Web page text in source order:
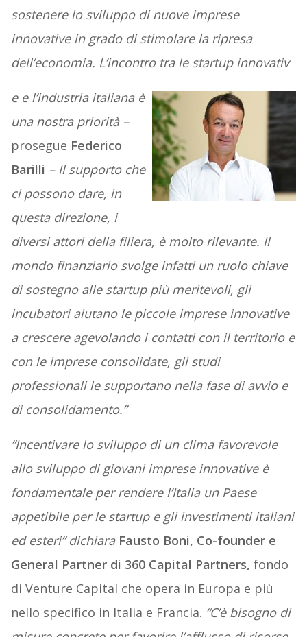
sostenere lo sviluppo di nuove imprese
innovative in grado di stimolare la ripresa
dell’economia. L’incontro tra le startup innovativ
e e l’industria italiana è
una nostra priorità –
prosegue Federico
Barilli – Il supporto che
ci possono dare, in
questa direzione, i
diversi attori della filiera, è molto rilevante. Il
mondo finanziario svolge infatti un ruolo chiave
di sostegno alle startup più meritevoli, gli
incubatori aiutano le piccole imprese innovative
a crescere agevolando i contatti con il territorio e
con le imprese consolidate, gli studi
professionali le supportano nella fase di avvio e
di consolidamento.”
“Incentivare lo sviluppo di un clima favorevole
allo sviluppo di giovani imprese innovative è
fondamentale per rendere l’Italia un Paese
appetibile per le startup e gli investimenti italiani
ed esteri” dichiara Fausto Boni, Co-founder e
General Partner di 360 Capital Partners, fondo
di Venture Capital che opera in Europa e più
nello specifico in Italia e Francia. “C’è bisogno di